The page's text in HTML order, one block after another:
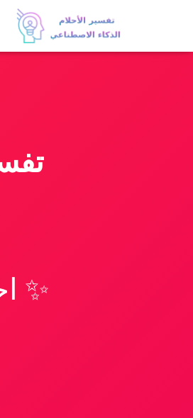
✨